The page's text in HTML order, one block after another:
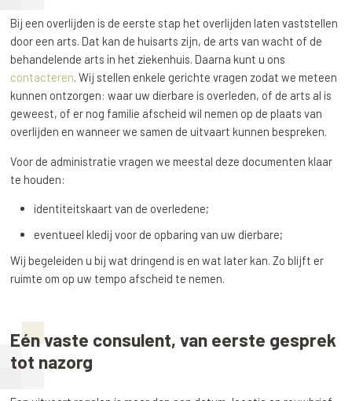
Bij een overlijden is de eerste stap het overlijden laten vaststellen
door een arts. Dat kan de huisarts zijn, de arts van wacht of de
behandelende arts in het ziekenhuis. Daarna kunt u ons
contacteren. Wij stellen enkele gerichte vragen zodat we meteen
kunnen ontzorgen: waar uw dierbare is overleden, of de arts al is
geweest, of er nog familie afscheid wil nemen op de plaats van
overlijden en wanneer we samen de uitvaart kunnen bespreken.
Voor de administratie vragen we meestal deze documenten klaar
te houden:
identiteitskaart van de overledene;
eventueel kledij voor de opbaring van uw dierbare;
Wij begeleiden u bij wat dringend is en wat later kan. Zo blijft er
ruimte om op uw tempo afscheid te nemen.
Eén vaste consulent, van eerste gesprek
tot nazorg